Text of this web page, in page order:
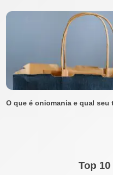
O que é oniomania e qual seu
Top